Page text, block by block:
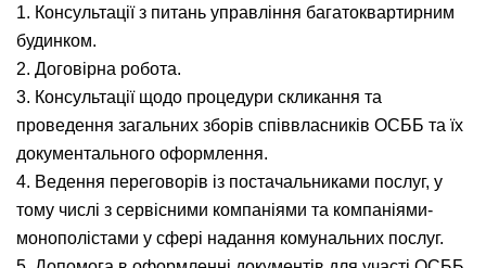
1. Консультації з питань управління багатоквартирним
будинком.
2. Договірна робота.
3. Консультації щодо процедури скликання та
проведення загальних зборів співвласників ОСББ та їх
документального оформлення.
4. Ведення переговорів із постачальниками послуг, у
тому числі з сервісними компаніями та компаніями-
монополістами у сфері надання комунальних послуг.